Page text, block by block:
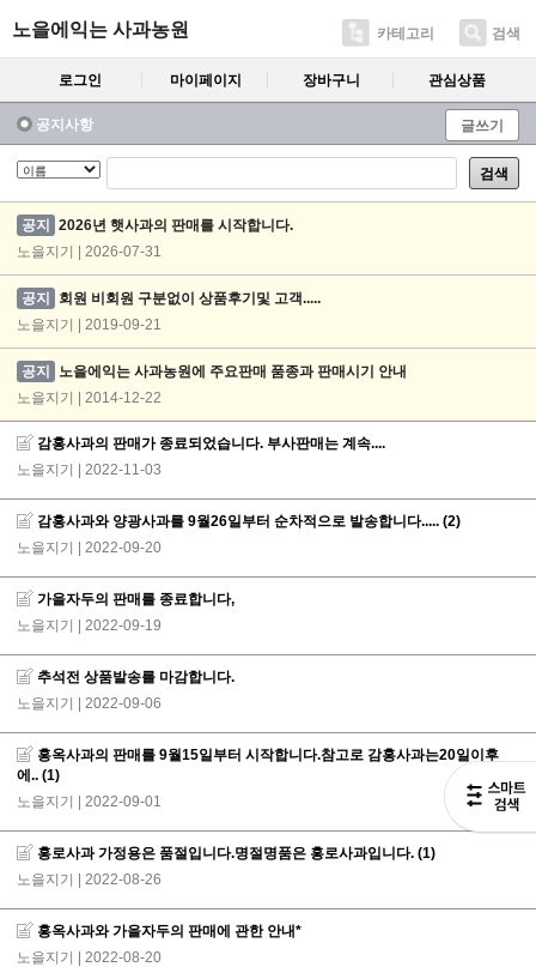
노을에익는 사과농원 카테고리 검색
로그인 마이페이지 장바구니 관심상품
공지사항 글쓰기
검색
공지 2026년 햇사과의 판매를 시작합니다.
노을지기 | 2026-07-31
공지
회원 비회원 구분없이 상품후기및 고객.....
노을지기 | 2019-09-21
공지
노을에익는 사과농원에 주요판매 품종과 판매시기 안내
노을지기 | 2014-12-22
감홍사과의 판매가 종료되었습니다. 부사판매는 계속....
노을지기 | 2022-11-03
감홍사과와 양광사과를 9월26일부터 순차적으로 발송합니다..... (2)
노을지기 | 2022-09-20
가을자두의 판매를 종료합니다,
노을지기 | 2022-09-19
추석전 상품발송를 마감합니다.
노을지기 | 2022-09-06
홍옥사과의 판매를 9월15일부터 시작합니다.참고로 감홍사과는20일이후
에.. (1)
노을지기 | 2022-09-01
홍로사과 가정용은 품절입니다.명절명품은 홍로사과입니다. (1)
노을지기 | 2022-08-26
홍옥사과와 가을자두의 판매에 관한 안내*
노을지기 | 2022-08-20